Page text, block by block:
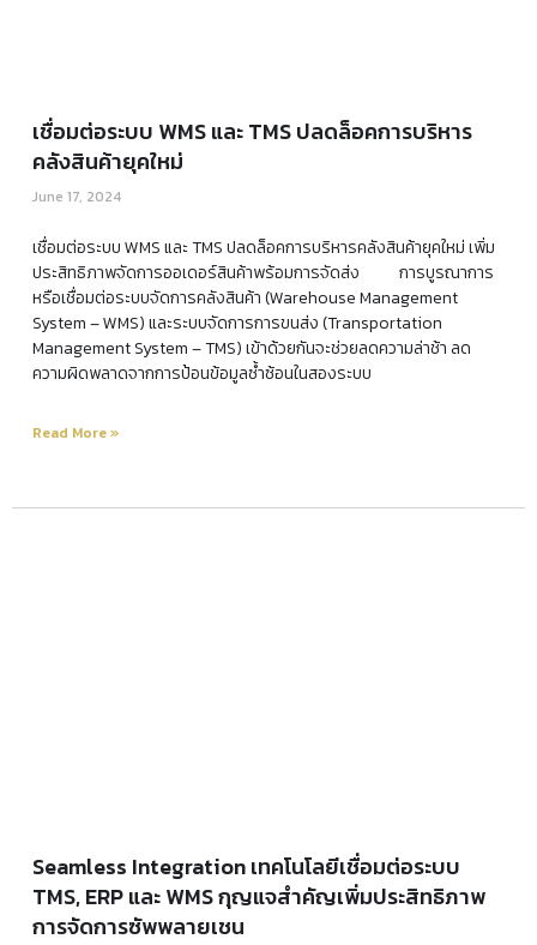
เชื่อมต่อระบบ WMS และ TMS ปลดล็อคการบริหาร
คลังสินค้ายุคใหม่
June 17, 2024
เชื่อมต่อระบบ WMS และ TMS ปลดล็อคการบริหารคลังสินค้ายุคใหม่ เพิ่ม
ประสิทธิภาพจัดการออเดอร์สินค้าพร้อมการจัดส่ง การบูรณาการ
หรือเชื่อมต่อระบบจัดการคลังสินค้า (Warehouse Management
System – WMS) และระบบจัดการการขนส่ง (Transportation
Management System – TMS) เข้าด้วยกันจะช่วยลดความล่าช้า ลด
ความผิดพลาดจากการป้อนข้อมูลซ้ำซ้อนในสองระบบ
Read More »
Seamless Integration เทคโนโลยีเชื่อมต่อระบบ
TMS, ERP และ WMS กุญแจสำคัญเพิ่มประสิทธิภาพ
การจัดการซัพพลายเชน